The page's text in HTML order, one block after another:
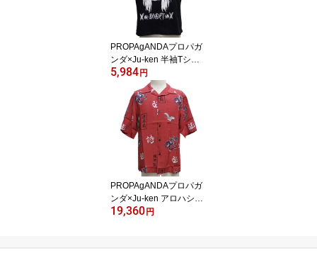
PROPAgANDAプロパガ
ンダ×Ju-ken 半袖Tシャ
ツ[ SPACTACULAR BEA
ST ]P63253
5,984 円
PROPAgANDAプロパガ
ンダ×Ju-ken アロハシャ
ツ[ CHINPEE RAD ]P132
19,360 円